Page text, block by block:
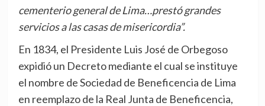
cementerio general de Lima…prestó grandes
servicios a las casas de misericordia”.
En 1834, el Presidente Luis José de Orbegoso
expidió un Decreto mediante el cual se instituye
el nombre de Sociedad de Beneficencia de Lima
en reemplazo de la Real Junta de Beneficencia,